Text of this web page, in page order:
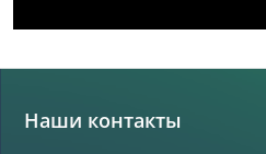
Наши контакты